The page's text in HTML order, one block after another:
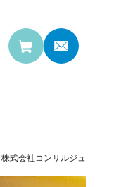
株式会社コンサルジュ